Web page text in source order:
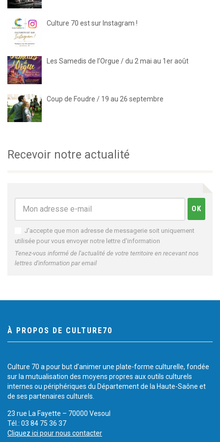
Culture 70 est sur Instagram !
Les Samedis de l’Orgue / du 2 mai au 1er août
Coup de Foudre / 19 au 26 septembre
Recevoir notre actualité
J'accepte que mon adresse de messagerie soit uniquement
utilisée pour vous envoyer notre lettre d'information
Tenez-vous informé de l'actualité de votre territoire en recevant nos
lettres d'information par email
À PROPOS DE CULTURE70
Culture 70 a pour but d’animer une plate-forme culturelle, fondée
sur la mutualisation des moyens propres aux outils culturels
internes ou périphériques du Département de la Haute-Saône et
de ses partenaires culturels.
23 rue La Fayette – 70000 Vesoul
Tél.: 03 84 75 36 37
Cliquez ici pour nous contacter